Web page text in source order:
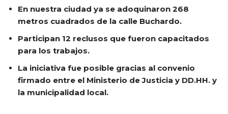
En nuestra ciudad ya se adoquinaron 268
metros cuadrados de la calle Buchardo.
Participan 12 reclusos que fueron capacitados
para los trabajos.
La iniciativa fue posible gracias al convenio
firmado entre el Ministerio de Justicia y DD.HH. y
la municipalidad local.